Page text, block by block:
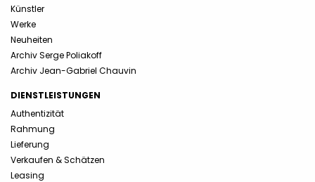
Künstler
Werke
Neuheiten
Archiv Serge Poliakoff
Archiv Jean-Gabriel Chauvin
DIENSTLEISTUNGEN
Authentizität
Rahmung
Lieferung
Verkaufen & Schätzen
Leasing